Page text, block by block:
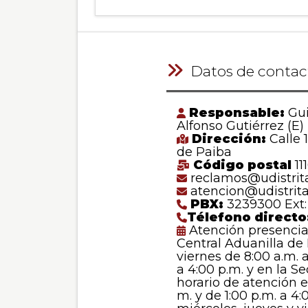
Datos de
Responsable:
Alfonso Gutiérrez (E)
Dirección: Calle
de Paiba
Código postal
PBX: 3239300 Ext:
Télefono
Atención
Central Aduanilla de
viernes de 8:00 a.m.
a 4:00 p.m. y en la
horario de atención
m. y de 1:00 p.m. a